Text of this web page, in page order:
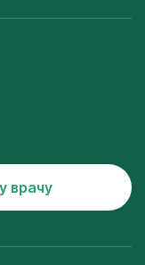
врачу